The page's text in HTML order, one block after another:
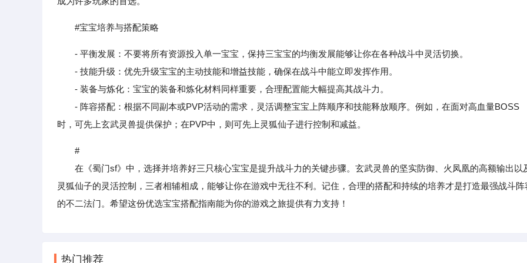
#宝宝培养与搭配策略
- 平衡发展：不要将所有资源投入单一宝宝，保持三宝宝的均衡发展能够让你在各种战斗中灵活切换。
- 技能升级：优先升级宝宝的主动技能和增益技能，确保在战斗中能立即发挥作用。
- 装备与炼化：宝宝的装备和炼化材料同样重要，合理配置能大幅提高其战斗力。
- 阵容搭配：根据不同副本或PVP活动的需求，灵活调整宝宝上阵顺序和技能释放顺序。例如，在面对高血量BOSS
时，可先上玄武灵兽提供保护；在PVP中，则可先上灵狐仙子进行控制和减益。
#
在《蜀门sf》中，选择并培养好三只核心宝宝是提升战斗力的关键步骤。玄武灵兽的坚实防御、火凤凰的高额输出以
灵狐仙子的灵活控制，三者相辅相成，能够让你在游戏中无往不利。记住，合理的搭配和持续的培养才是打造最强战斗阵
的不二法门。希望这份优选宝宝搭配指南能为你的游戏之旅提供有力支持！
热门推荐